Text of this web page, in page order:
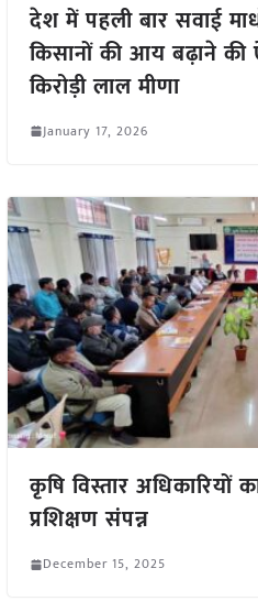
देश में पहली बार सवाई
किसानों की आय बढ़ाने की
किरोड़ी लाल मीणा
January 17, 2026
कृषि विस्तार अधिकारियों
प्रशिक्षण संपन्न
December 15, 2025